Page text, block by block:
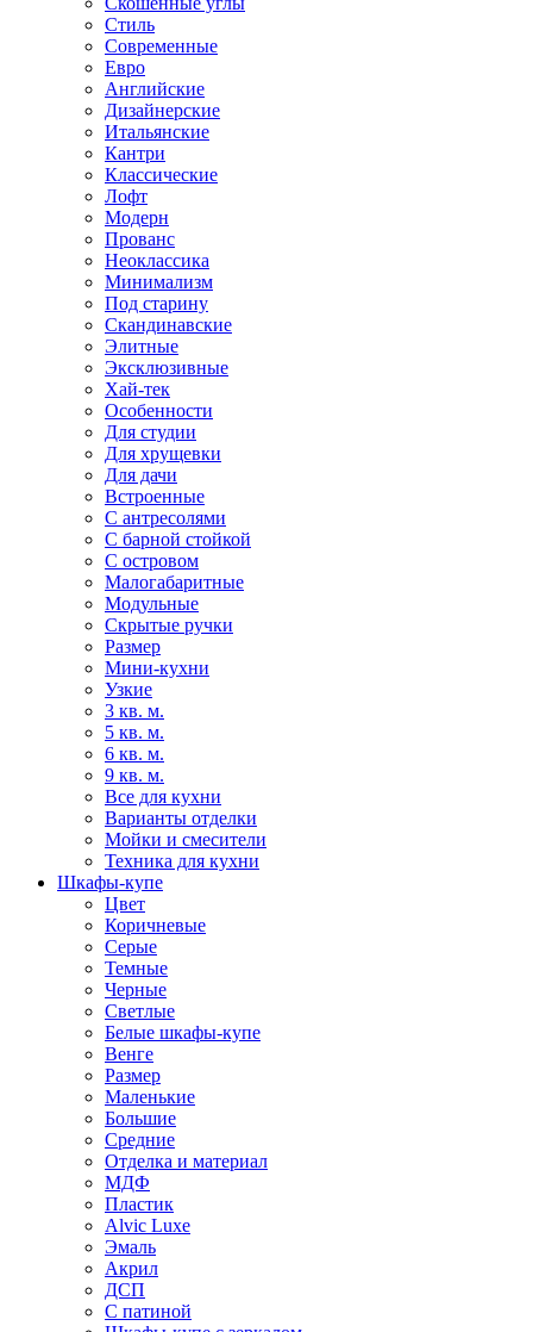
Стиль
Современные
Евро
Английские
Дизайнерские
Итальянские
Кантри
Классические
Лофт
Модерн
Прованс
Неоклассика
Минимализм
Под старину
Скандинавские
Элитные
Эксклюзивные
Хай-тек
Особенности
Для студии
Для хрущевки
Для дачи
Встроенные
С антресолями
С барной стойкой
С островом
Малогабаритные
Модульные
Скрытые ручки
Размер
Мини-кухни
Узкие
3 кв. м.
5 кв. м.
6 кв. м.
9 кв. м.
Все для кухни
Варианты отделки
Мойки и смесители
Техника для кухни
Шкафы-купе
Цвет
Коричневые
Серые
Темные
Черные
Светлые
Белые шкафы-купе
Венге
Размер
Маленькие
Большие
Средние
Отделка и материал
МДФ
Пластик
Alvic Luxe
Эмаль
Акрил
ДСП
С патиной